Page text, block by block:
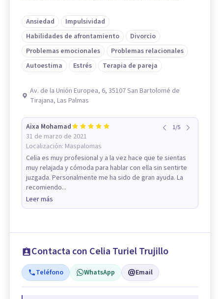
Ansiedad
Impulsividad
Habilidades de afrontamiento
Divorcio
Problemas emocionales
Problemas relacionales
Autoestima
Estrés Terapia de pareja
Av. de la Unión Europea, 6, 35107 San Bartolomé de
Tirajana, Las Palmas
Aixa Mohamad
31 de marzo de 2021
Localización: Maspalomas
1/5
Celia es muy profesional y a la vez hace que te sientas
muy relajada y cómoda para hablar con ella sin sentirte
juzgada. Personalmente me ha sido de gran ayuda. La
recomiendo...
Leer más
Contacta con Celia Turiel Trujillo
Teléfono WhatsApp Email